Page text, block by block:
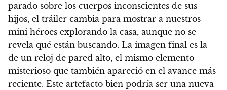
parado sobre los cuerpos inconscientes de sus
hijos, el tráiler cambia para mostrar a nuestros
mini héroes explorando la casa, aunque no se
revela qué están buscando. La imagen final es la
de un reloj de pared alto, el mismo elemento
misterioso que también apareció en el avance más
reciente. Este artefacto bien podría ser una nueva